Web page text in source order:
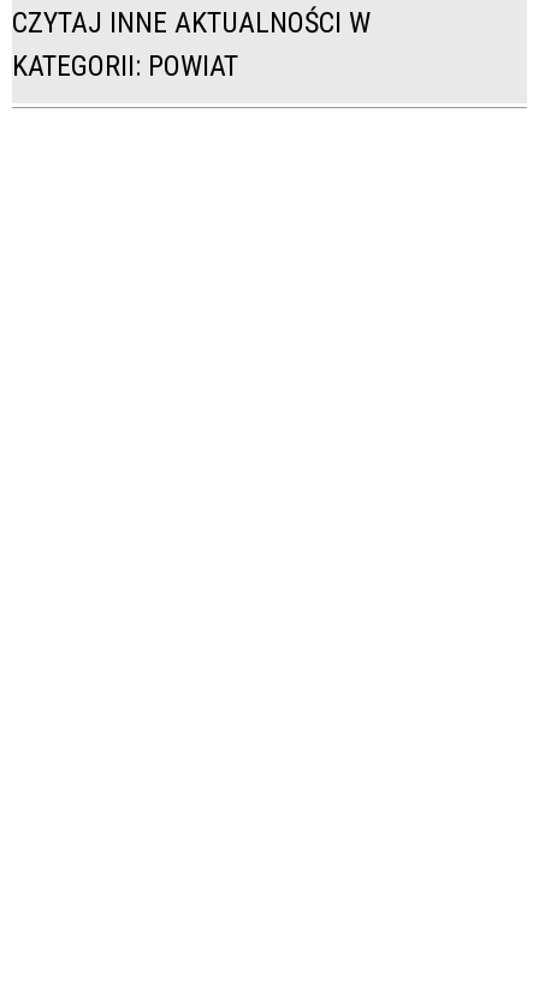
CZYTAJ INNE AKTUALNOŚCI W
KATEGORII: POWIAT